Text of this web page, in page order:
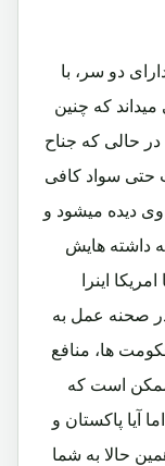
دو سر، با
که چنین
در حالی که جناح
حتی سواد کافی
دیده میشود و
داشته هایش
اینرا
در صحنه عمل به
ها، منافع
ممکن است که
آیا پاکستان و
حالا به شما